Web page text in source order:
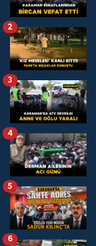
2
3
4
5
6